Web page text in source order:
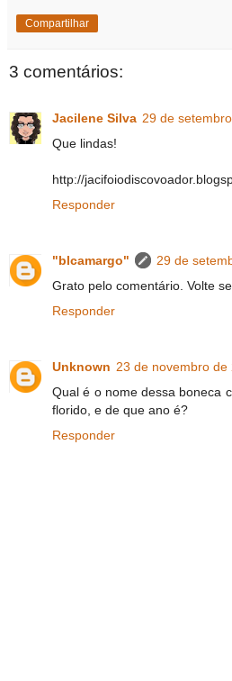
Compartilhar
3 comentários:
Jacilene Silva 29 de
Que lindas!
http://
Responder
"blcamargo"
29 de
Grato pelo comentário. Volte
Responder
Unknown 23 de novembro de
Qual é o nome dessa boneca
florido, e de que ano é?
Responder